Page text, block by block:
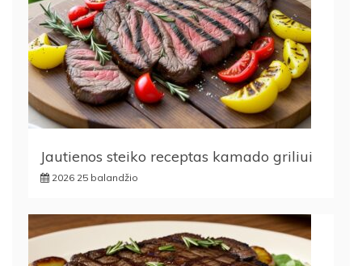
Jautienos steiko receptas kamado griliui
2026 25 balandžio